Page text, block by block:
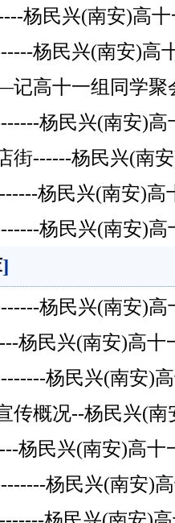
杨民兴(南安)高
杨民兴(南安)高
高十一组同学聚
杨民兴(南安)
------杨民兴(南
杨民兴(南安)
杨民兴(南安)
]
杨民兴(南安)
杨民兴(南安)高十
杨民兴(南安)
传概况--杨民兴(
杨民兴(南安)高十
杨民兴(南安)